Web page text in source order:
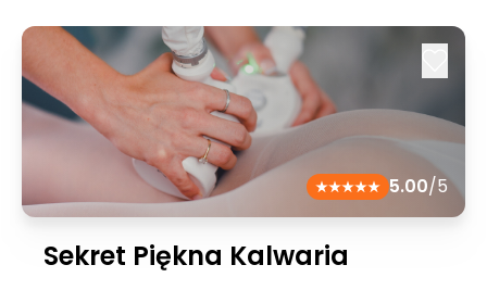
5.00/5
Sekret Piękna Kalwaria